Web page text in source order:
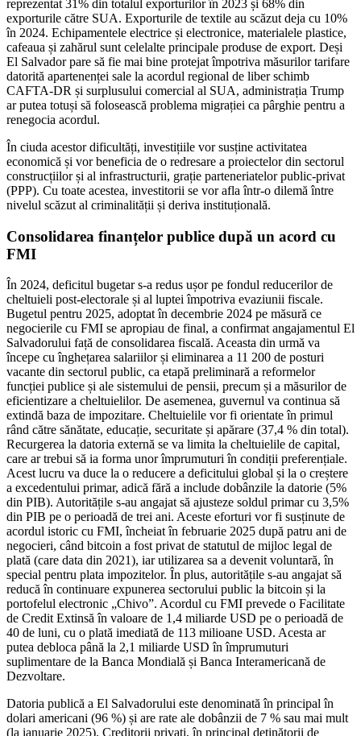
reprezentat 31% din totalul exporturilor în 2023 și 68% din
exporturile către SUA. Exporturile de textile au scăzut deja cu 10%
în 2024. Echipamentele electrice și electronice, materialele plastice,
cafeaua și zahărul sunt celelalte principale produse de export. Deși
El Salvador pare să fie mai bine protejat împotriva măsurilor tarifare
datorită apartenenței sale la acordul regional de liber schimb
CAFTA-DR și surplusului comercial al SUA, administrația Trump
ar putea totuși să folosească problema migrației ca pârghie pentru a
renegocia acordul.
În ciuda acestor dificultăți, investițiile vor susține activitatea
economică și vor beneficia de o redresare a proiectelor din sectorul
construcțiilor și al infrastructurii, grație parteneriatelor public-privat
(PPP). Cu toate acestea, investitorii se vor afla într-o dilemă între
nivelul scăzut al criminalității și deriva instituțională.
Consolidarea finanțelor publice după un acord cu
FMI
În 2024, deficitul bugetar s-a redus ușor pe fondul reducerilor de
cheltuieli post-electorale și al luptei împotriva evaziunii fiscale.
Bugetul pentru 2025, adoptat în decembrie 2024 pe măsură ce
negocierile cu FMI se apropiau de final, a confirmat angajamentul El
Salvadorului față de consolidarea fiscală. Aceasta din urmă va
începe cu înghețarea salariilor și eliminarea a 11 200 de posturi
vacante din sectorul public, ca etapă preliminară a reformelor
funcției publice și ale sistemului de pensii, precum și a măsurilor de
eficientizare a cheltuielilor. De asemenea, guvernul va continua să
extindă baza de impozitare. Cheltuielile vor fi orientate în primul
rând către sănătate, educație, securitate și apărare (37,4 % din total).
Recurgerea la datoria externă se va limita la cheltuielile de capital,
care ar trebui să ia forma unor împrumuturi în condiții preferențiale.
Acest lucru va duce la o reducere a deficitului global și la o creștere
a excedentului primar, adică fără a include dobânzile la datorie (5%
din PIB). Autoritățile s-au angajat să ajusteze soldul primar cu 3,5%
din PIB pe o perioadă de trei ani. Aceste eforturi vor fi susținute de
acordul istoric cu FMI, încheiat în februarie 2025 după patru ani de
negocieri, când bitcoin a fost privat de statutul de mijloc legal de
plată (care data din 2021), iar utilizarea sa a devenit voluntară, în
special pentru plata impozitelor. În plus, autoritățile s-au angajat să
reducă în continuare expunerea sectorului public la bitcoin și la
portofelul electronic „Chivo”. Acordul cu FMI prevede o Facilitate
de Credit Extinsă în valoare de 1,4 miliarde USD pe o perioadă de
40 de luni, cu o plată imediată de 113 milioane USD. Acesta ar
putea debloca până la 2,1 miliarde USD în împrumuturi
suplimentare de la Banca Mondială și Banca Interamericană de
Dezvoltare.
Datoria publică a El Salvadorului este denominată în principal în
dolari americani (96 %) și are rate ale dobânzii de 7 % sau mai mult
(la ianuarie 2025). Creditorii privați, în principal deținătorii de